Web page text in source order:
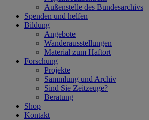
Außenstelle des Bundesarchivs
Spenden und helfen
Bildung
Angebote
Wanderausstellungen
Material zum Haftort
Forschung
Projekte
Sammlung und Archiv
Sind Sie Zeitzeuge?
Beratung
Shop
Kontakt